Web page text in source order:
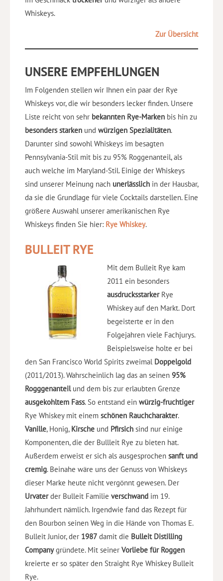
Whiskeys.
Zur Übersicht
UNSERE EMPFEHLUNGEN
Im Folgenden stellen wir Ihnen ein paar der Rye
Whiskeys vor, die wir besonders lecker finden. Unsere
Liste reicht von sehr bekannten Rye-Marken bis hin zu
besonders starken und würzigen Spezialitäten.
Darunter sind sowohl Whiskeys im besagten
Pennsylvania-Stil mit bis zu 95% Roggenanteil, als
auch welche im Maryland-Stil. Einige der Whiskeys
sind unserer Meinung nach unerlässlich in der Hausbar,
da sie die Grundlage für viele Cocktails darstellen. Eine
größere Auswahl unserer amerikanischen Rye
Whiskeys finden Sie hier: Rye Whiskey.
BULLEIT RYE
Mit dem Bulleit Rye kam
2011 ein besonders
ausdrucksstarkerRye
Whiskey auf den Markt. Dort
begeisterte er in den
Folgejahren viele Fachjurys.
Beispielsweise holte er bei
den San Francisco World Spirits zweimal Doppelgold
(2011/2013). Wahrscheinlich lag das an seinen 95%
Rogggenanteilund dem bis zur erlaubten Grenze
ausgekohltem Fass. So entstand ein würzig-fruchtiger
Rye Whiskey mit einem schönen Rauchcharakter.
Vanille, Honig, Kirsche und Pfirsich sind nur einige
Komponenten, die der Bullleit Rye zu bieten hat.
Außerdem erweist er sich als ausgesprochen sanft und
cremig. Beinahe wäre uns der Genuss von Whiskeys
dieser Marke heute nicht vergönnt gewesen. Der
Urvaterder Bulleit Familie verschwand im 19.
Jahrhundert nämlich. Irgendwie fand das Rezept für
den Bourbon seinen Weg in die Hände von Thomas E.
Bulleit Junior, der 1987 damit die Bulleit Distilling
Companygründete. Mit seiner Vorliebe für Roggen
kreierte er so später den Straight Rye Whiskey Bulleit
Rye.